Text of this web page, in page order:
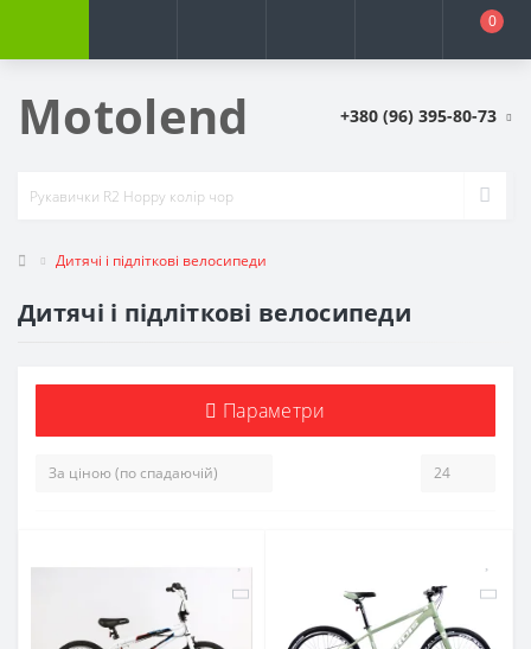
0
Motolend +380 (96) 395-80-73
Дитячі і підліткові велосипеди
Дитячі і підліткові велосипеди
Параметри